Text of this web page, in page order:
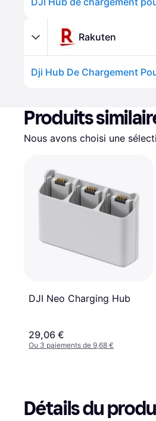
Rakuten
Dji Hub De Chargement
Produits
Nous avons choisi une
DJI Neo Charging Hub
29,06 €
Ou 3 paiements de 9,68 €
Détails du